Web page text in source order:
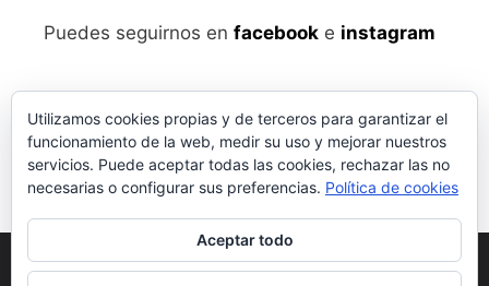
Puedes seguirnos en facebook e instagram
Aviso legaly Política de Privacidad
Utilizamos cookies propias y de terceros para garantizar el
funcionamiento de la web, medir su uso y mejorar nuestros
servicios. Puede aceptar todas las cookies, rechazar las no
necesarias o configurar sus preferencias. Política de cookies
Aceptar todo